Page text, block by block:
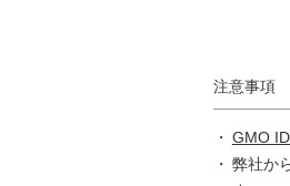
注意事項
GMO
弊社か